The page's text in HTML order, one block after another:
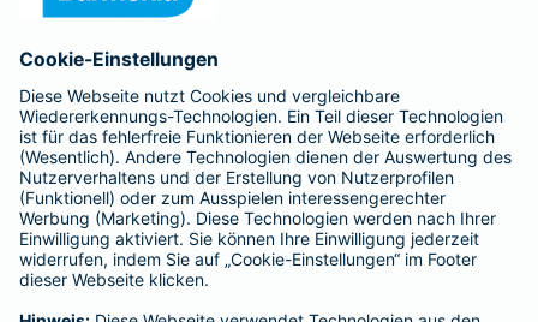
Barmenia ist Teil der BarmeniaGothaer
BELIEBTE SEITEN
Kranken-Zusatzversicherung
Tierversicherungen
Haftpflichtversicherung
Hausratversicherung